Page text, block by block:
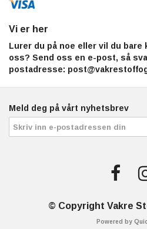
Vi er her
Lurer du på noe eller vil du bare
oss? Send oss en e-post, så
postadresse:
Meld deg på vårt nyhetsbrev
© Copyright Vakre
Powered by